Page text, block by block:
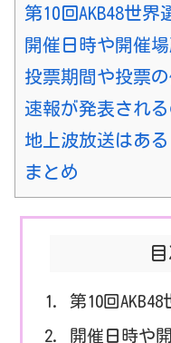
第10回AKB48世
開催日時や開催場
投票期間や投票の
速報が発表され
地上波放送はある
まとめ
第10回
開催日時や